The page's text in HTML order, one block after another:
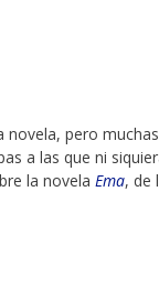
novela, pero
a las que ni
la novela Ema, de